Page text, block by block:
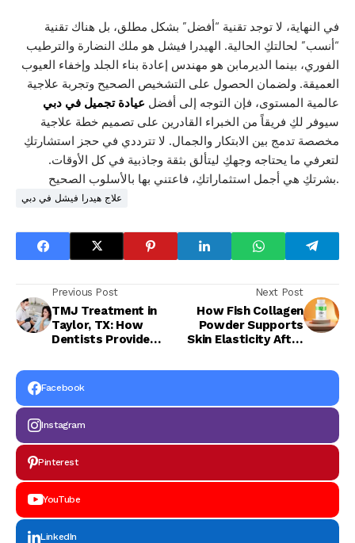
في النهاية، لا توجد تقنية “أفضل” بشكل مطلق، بل هناك تقنية
“أنسب” لحالتكِ الحالية. الهيدرا فيشل هو ملك النضارة والترطيب
الفوري، بينما الديرمابن هو مهندس إعادة بناء الجلد وإخفاء العيوب
العميقة. ولضمان الحصول على التشخيص الصحيح وتجربة علاجية
عالمية المستوى، فإن التوجه إلى أفضل عيادة تجميل في دبي
سيوفر لكِ فريقاً من الخبراء القادرين على تصميم خطة علاجية
مخصصة تدمج بين الابتكار والجمال. لا تترددي في حجز استشارتكِ
لتعرفي ما يحتاجه وجهكِ ليتألق بثقة وجاذبية في كل الأوقات.
بشرتكِ هي أجمل استثماراتكِ، فاعتني بها بالأسلوب الصحيح.
علاج هيدرا فيشل في دبي
Previous Post
TMJ Treatment in
Taylor, TX: How
Dentists Provide
Next Post
How Fish Collagen
Powder Supports
Skin Elasticity After
Facebook
Instagram
Pinterest
YouTube
LinkedIn